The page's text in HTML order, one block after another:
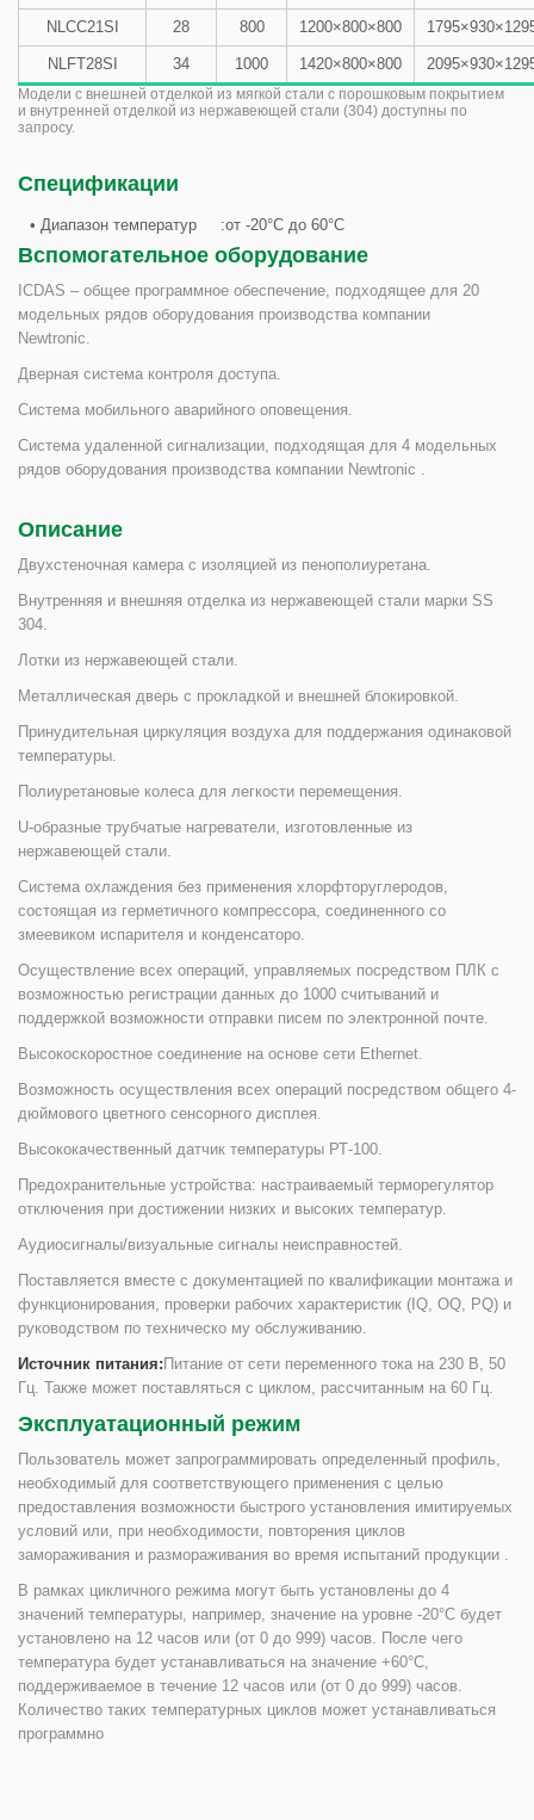
NLCC21SI 28 800 1200×800×800
NLFТ28SI 34 1000 1420×800×800
Модели с внешней отделкой из мягкой стали с порошковым покрытием
и внутренней отделкой из нержавеющей стали (304) доступны по
запросу.
Спецификации
• Диапазон температур :от -20°С до 60°С
Вспомогательное оборудование
ICDAS – общее программное обеспечение, подходящее для 20
модельных рядов оборудования производства компании
Newtronic.
Дверная система контроля доступа.
Система мобильного аварийного оповещения.
Система удаленной сигнализации, подходящая для 4 модельных
рядов оборудования производства компании Newtronic .
Описание
Двухстеночная камера с изоляцией из пенополиуретана.
Внутренняя и внешняя отделка из нержавеющей стали марки SS
304.
Лотки из нержавеющей стали.
Металлическая дверь с прокладкой и внешней блокировкой.
Принудительная циркуляция воздуха для поддержания одинаковой
температуры.
Полиуретановые колеса для легкости перемещения.
U-образные трубчатые нагреватели, изготовленные из
нержавеющей стали.
Система охлаждения без применения хлорфторуглеродов,
состоящая из герметичного компрессора, соединенного со
змеевиком испарителя и конденсаторо.
Осуществление всех операций, управляемых посредством ПЛК с
возможностью регистрации данных до 1000 считываний и
поддержкой возможности отправки писем по электронной почте.
Высокоскоростное соединение на основе сети Ethernet.
Возможность осуществления всех операций посредством общего 4-
дюймового цветного сенсорного дисплея.
Высококачественный датчик температуры РТ-100.
Предохранительные устройства: настраиваемый терморегулятор
отключения при достижении низких и высоких температур.
Аудиосигналы/визуальные сигналы неисправностей.
Поставляется вместе с документацией по квалификации монтажа и
функционирования, проверки рабочих характеристик (IQ, OQ, PQ) и
руководством по техническо му обслуживанию.
Источник питания:Питание от сети переменного тока на 230 В, 50
Гц. Также может поставляться с циклом, рассчитанным на 60 Гц.
Эксплуатационный режим
Пользователь может запрограммировать определенный профиль,
необходимый для соответствующего применения с целью
предоставления возможности быстрого установления имитируемых
условий или, при необходимости, повторения циклов
замораживания и размораживания во время испытаний продукции .
В рамках цикличного режима могут быть установлены до 4
значений температуры, например, значение на уровне -20°С будет
установлено на 12 часов или (от 0 до 999) часов. После чего
температура будет устанавливаться на значение +60°С,
поддерживаемое в течение 12 часов или (от 0 до 999) часов.
Количество таких температурных циклов может устанавливаться
программно